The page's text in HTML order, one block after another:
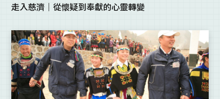
走入慈濟｜從懷疑到奉獻的心靈轉變